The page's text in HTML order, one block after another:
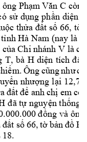
Phạm Văn C còn
sử dụng phần diện
thửa đất số 66, tờ
Hà Nam (nay là
của Chi nhánh V là
T, bà H diện tích đất
Ông cũng như
nhượng lại 12,7m
đất để anh chị em có
đã tự nguyện thống n
đồng và ông
đất số 66, tờ bản đồ
18.